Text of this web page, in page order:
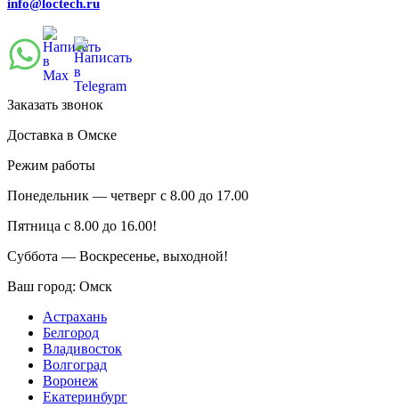
info@loctech.ru
Заказать звонок
Доставка в Омске
Режим работы
Понедельник — четверг с 8.00 до 17.00
Пятница с 8.00 до 16.00!
Суббота — Воскресенье, выходной!
Ваш город: Омск
Астрахань
Белгород
Владивосток
Волгоград
Воронеж
Екатеринбург